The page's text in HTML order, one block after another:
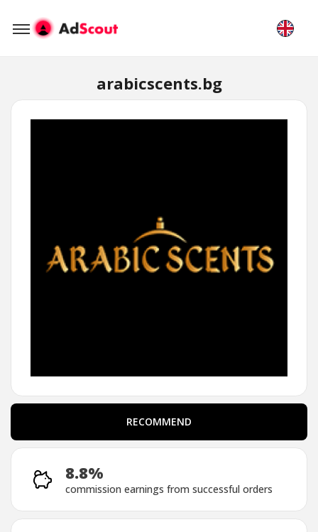
arabicscents.bg
RECOMMEND
RECOMMEND
8.8%
commission earnings from successful orders